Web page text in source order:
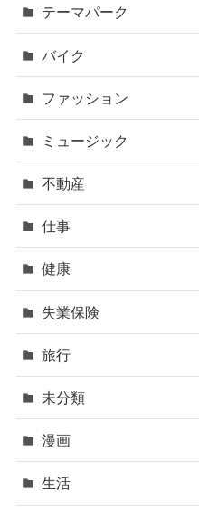
テーマパーク
バイク
ファッション
ミュージック
不動産
仕事
健康
失業保険
旅行
未分類
漫画
生活